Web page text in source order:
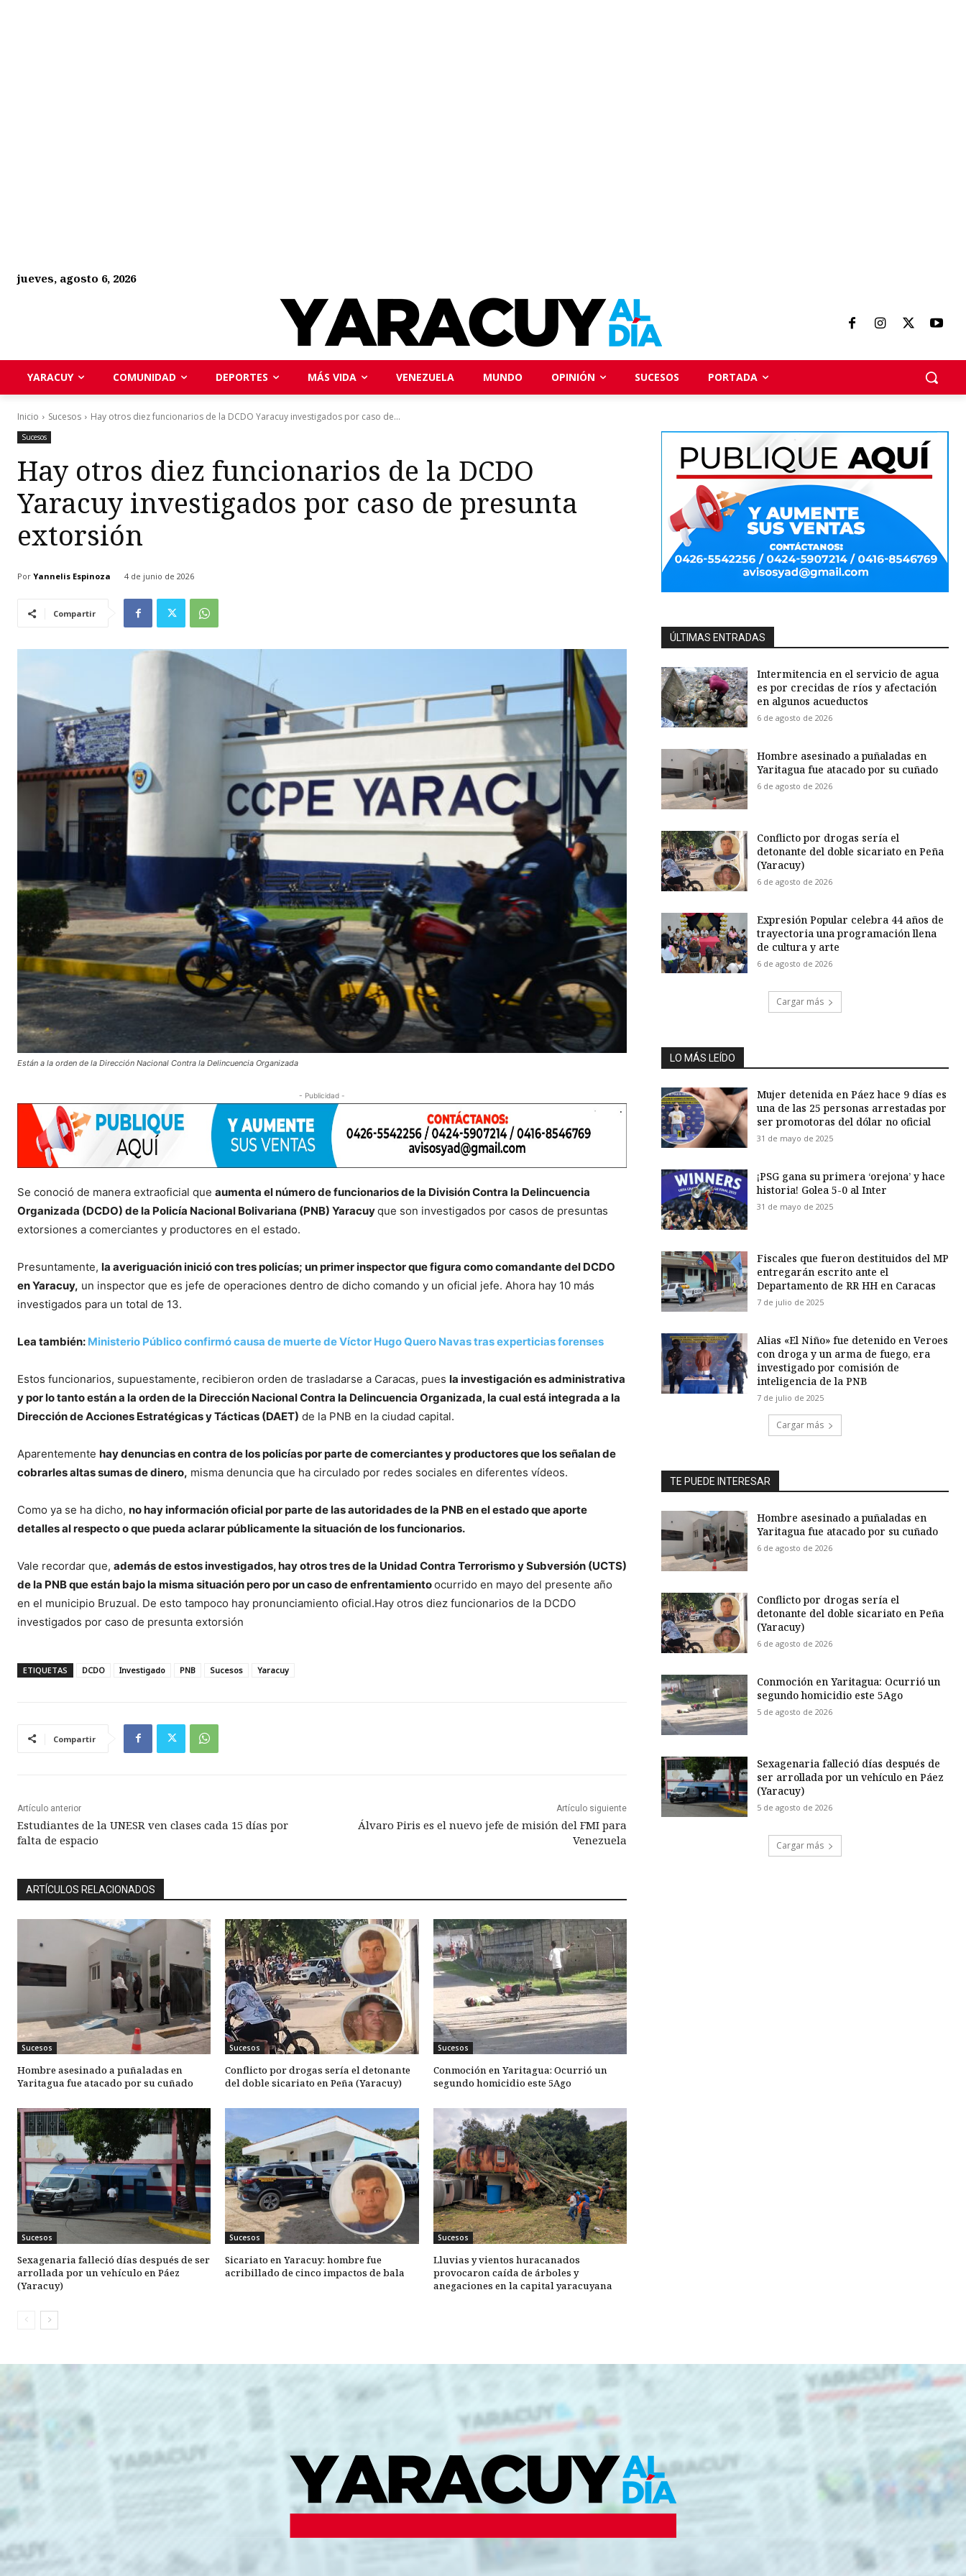
jueves, agosto 6, 2026
YARACUY COMUNIDAD DEPORTES MÁS VIDA VENEZUELA MUNDO OPINIÓN SUCESOS PORTADA
Inicio Sucesos Hay otros diez funcionarios de la DCDO Yaracuy investigados por caso de...
Sucesos
Hay otros diez funcionarios de la DCDO
Yaracuy investigados por caso de presunta
extorsión
Por Yannelis Espinoza 4 de junio de 2026
Compartir
Están a la orden de la Dirección Nacional Contra la Delincuencia Organizada
- Publicidad -
Se conoció de manera extraoficial que aumenta el número de funcionarios de la División Contra la Delincuencia
Organizada (DCDO) de la Policía Nacional Bolivariana (PNB) Yaracuyque son investigados por casos de presuntas
extorsiones a comerciantes y productores en el estado.
Presuntamente, la averiguación inició con tres policías; un primer inspector que figura como comandante del DCDO
en Yaracuy, un inspector que es jefe de operaciones dentro de dicho comando y un oficial jefe. Ahora hay 10 más
investigados para un total de 13.
Lea también: Ministerio Público confirmó causa de muerte de Víctor Hugo Quero Navas tras experticias forenses
Estos funcionarios, supuestamente, recibieron orden de trasladarse a Caracas, pues la investigación es administrativa
y por lo tanto están a la orden de la Dirección Nacional Contra la Delincuencia Organizada, la cual está integrada a la
Dirección de Acciones Estratégicas y Tácticas (DAET) de la PNB en la ciudad capital.
Aparentemente hay denuncias en contra de los policías por parte de comerciantes y productores que los señalan de
cobrarles altas sumas de dinero, misma denuncia que ha circulado por redes sociales en diferentes vídeos.
Como ya se ha dicho, no hay información oficial por parte de las autoridades de la PNB en el estado que aporte
detalles al respecto o que pueda aclarar públicamente la situación de los funcionarios.
Vale recordar que, además de estos investigados, hay otros tres de la Unidad Contra Terrorismo y Subversión (UCTS)
de la PNB que están bajo la misma situación pero por un caso de enfrentamientoocurrido en mayo del presente año
en el municipio Bruzual. De esto tampoco hay pronunciamiento oficial.Hay otros diez funcionarios de la DCDO
investigados por caso de presunta extorsión
ETIQUETAS DCDO Investigado PNB Sucesos Yaracuy
Compartir
Artículo anterior
Estudiantes de la UNESR ven clases cada 15 días por
falta de espacio
Artículo siguiente
Álvaro Piris es el nuevo jefe de misión del FMI para
Venezuela
ARTÍCULOS RELACIONADOS
Sucesos
Hombre asesinado a puñaladas en
Yaritagua fue atacado por su cuñado
Sucesos
Conflicto por drogas sería el detonante
del doble sicariato en Peña (Yaracuy)
Sucesos
Conmoción en Yaritagua: Ocurrió un
segundo homicidio este 5Ago
Sucesos
Sexagenaria falleció días después de ser
arrollada por un vehículo en Páez
(Yaracuy)
Sucesos
Sicariato en Yaracuy: hombre fue
acribillado de cinco impactos de bala
Sucesos
Lluvias y vientos huracanados
provocaron caída de árboles y
anegaciones en la capital yaracuyana
ÚLTIMAS ENTRADAS
Intermitencia en el servicio de agua
es por crecidas de ríos y afectación
en algunos acueductos
6 de agosto de 2026
Hombre asesinado a puñaladas en
Yaritagua fue atacado por su cuñado
6 de agosto de 2026
Conflicto por drogas sería el
detonante del doble sicariato en Peña
(Yaracuy)
6 de agosto de 2026
Expresión Popular celebra 44 años de
trayectoria una programación llena
de cultura y arte
6 de agosto de 2026
Cargar más
LO MÁS LEÍDO
Mujer detenida en Páez hace 9 días es
una de las 25 personas arrestadas por
ser promotoras del dólar no oficial
31 de mayo de 2025
¡PSG gana su primera ‘orejona’ y hace
historia! Golea 5-0 al Inter
31 de mayo de 2025
Fiscales que fueron destituidos del MP
entregarán escrito ante el
Departamento de RR HH en Caracas
7 de julio de 2025
Alias «El Niño» fue detenido en Veroes
con droga y un arma de fuego, era
investigado por comisión de
inteligencia de la PNB
7 de julio de 2025
Cargar más
TE PUEDE INTERESAR
Hombre asesinado a puñaladas en
Yaritagua fue atacado por su cuñado
6 de agosto de 2026
Conflicto por drogas sería el
detonante del doble sicariato en Peña
(Yaracuy)
6 de agosto de 2026
Conmoción en Yaritagua: Ocurrió un
segundo homicidio este 5Ago
5 de agosto de 2026
Sexagenaria falleció días después de
ser arrollada por un vehículo en Páez
(Yaracuy)
5 de agosto de 2026
Cargar más